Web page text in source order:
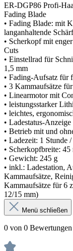
ER-DGP86 Profi-
Fading Blade
• Fading Blade: mit
langanhaltende
• Scherkopf mit
Cuts
• Einstellrad für
1,5 mm
• Fading-Aufsatz für
• 3 Kammaufsätze
• Linearmotor mit
• leistungsstarker
• leichtes,
• Ladestatus-Anzeige
• Betrieb mit und
• Ladezeit: 1 Stunde
• Scherkopfbreite: 45
• Gewicht: 245 g
• inkl.: Ladestation,
Kammaufsätze,
Kammaufsätze für 6
12/15 mm)
Menü schließen
0 von 0 Bewertungen